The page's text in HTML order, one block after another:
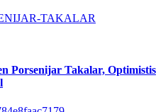
Porsenijar Takalar, Optimistis